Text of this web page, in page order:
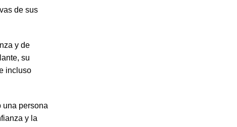
de sus
y de
su
incluso
una persona
y la